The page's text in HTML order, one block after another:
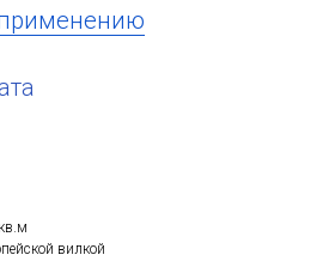
вилкой